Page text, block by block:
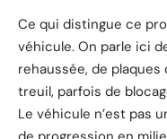
Ce qui distingue ce
véhicule. On parle ici
rehaussée, de
treuil, parfois de
Le véhicule n’est pas